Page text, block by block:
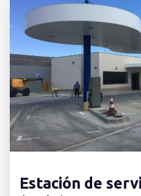
Estación de